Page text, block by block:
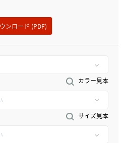
ンロード (PDF)
カラー見本
サイズ見本